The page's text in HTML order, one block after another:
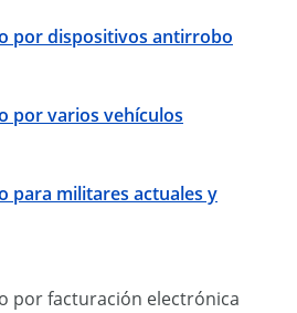
por dispositivos antirrobo
por varios vehículos
para militares actuales y
por facturación electrónica